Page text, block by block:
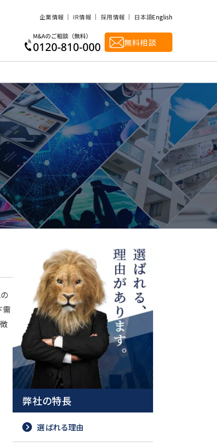
企業情報 IR情報 採用情報 日本語English
無料相談
需
弊社の特長
選ばれる理由